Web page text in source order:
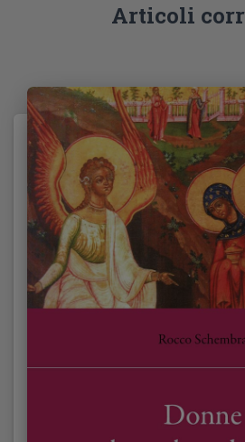
Articoli